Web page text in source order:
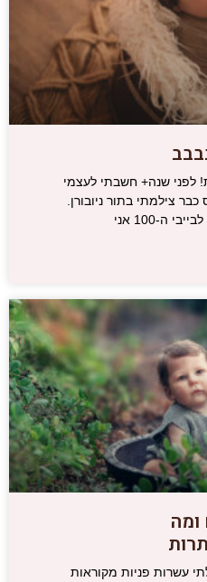
לפני שנה+ חשבתי לעצמי
צילמתי בתור ניובורן.
ה-100 אני
ומה
עשרות פניות מקוראות